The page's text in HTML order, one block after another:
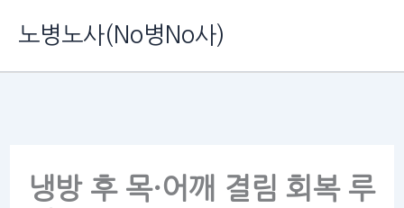
츠
노병노사(No병No사)
냉방 후 목·어깨 결림 회복 루